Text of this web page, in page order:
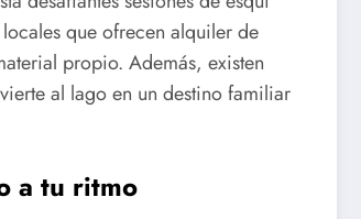
que ofrecen alquiler de
propio. Además, existen
al lago en un destino familiar
a tu ritmo